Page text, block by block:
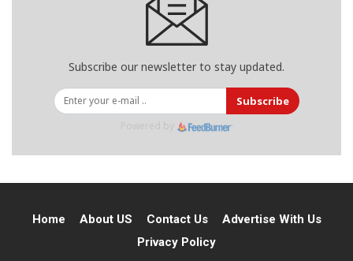
Subscribe our newsletter to stay updated.
Subscribe
Home About US Contact Us
Advertise With Us
Privacy Policy